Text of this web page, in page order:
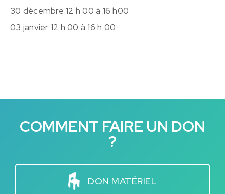
30 décembre 12 h 00 à 16 h00
03 janvier 12 h 00 à 16 h 00
COMMENT FAIRE UN DON
?
DON MATÉRIEL